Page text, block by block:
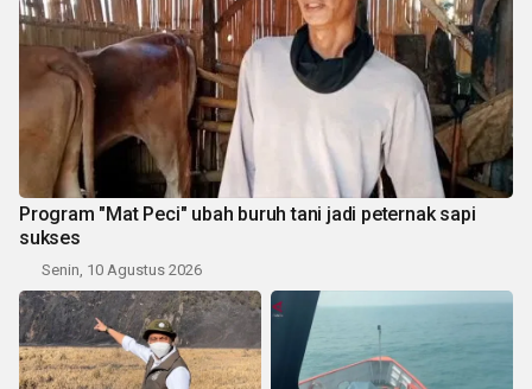
Program "Mat Peci" ubah buruh tani jadi peternak sapi
sukses
Senin, 10 Agustus 2026